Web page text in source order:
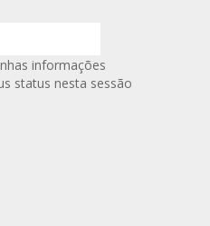
informações
status nesta sessão